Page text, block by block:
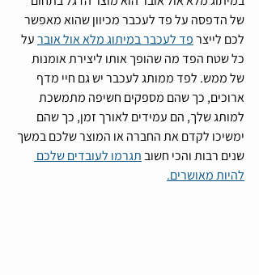
של הדפסה על פד לעכבר מכיוון שהוא מאפשר
לכם לייצר פד לעכבר במיתוג מלא אול אובר על
כל שטח הפד מה שהופך אותו ליצירת אומנות
של ממש. לפד ממותג לעכבר יש גם חיי מדף
ארוכים, כך שהם מספקים חשיפה מתמשכת
למותג שלך, הם עמידים לאורך זמן, כך שהם
ימשיכו לקדם את החברה או המוצר שלכם במשך
שנים רבות והכי חשוב תגרמו לעובדים שלכם
להיות מאושרים.